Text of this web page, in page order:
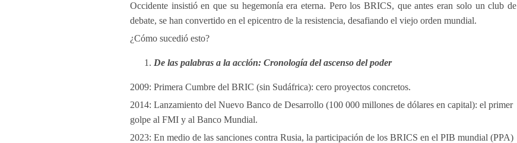
Occidente insistió en que su hegemonía era eterna. Pero los BRICS, que antes eran solo un club de
debate, se han convertido en el epicentro de la resistencia, desafiando el viejo orden mundial.
¿Cómo sucedió esto?
De las palabras a la acción: Cronología del ascenso del poder
2009: Primera Cumbre del BRIC (sin Sudáfrica): cero proyectos concretos.
2014: Lanzamiento del Nuevo Banco de Desarrollo (100 000 millones de dólares en capital): el primer
golpe al FMI y al Banco Mundial.
2023: En medio de las sanciones contra Rusia, la participación de los BRICS en el PIB mundial (PPA)